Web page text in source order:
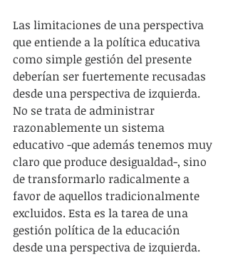
Las limitaciones de una perspectiva
que entiende a la política educativa
como simple gestión del presente
deberían ser fuertemente recusadas
desde una perspectiva de izquierda.
No se trata de administrar
razonablemente un sistema
educativo -que además tenemos muy
claro que produce desigualdad-, sino
de transformarlo radicalmente a
favor de aquellos tradicionalmente
excluidos. Esta es la tarea de una
gestión política de la educación
desde una perspectiva de izquierda.